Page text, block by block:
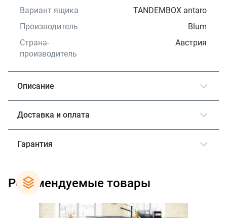
Вариант ящика
TANDEMBOX antaro
Производитель
Blum
Страна-
производитель
Австрия
Описание
Доставка и оплата
Гарантия
Рекомендуемые товары